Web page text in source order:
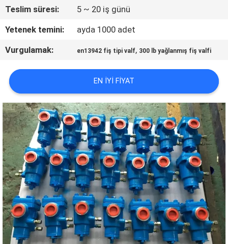
BIZIMLE
HABERLER
BIR
İNDIRIM
İSTE
SITE
HARITASI
PRIVACY
POLICY
Teslim süresi:
5 ~ 20 iş günü
Yetenek temini:
ayda 1000 adet
Vurgulamak:
en13942 fiş tipi valf, 300 lb yağlanmış fiş valfi
EN IYI FIYAT